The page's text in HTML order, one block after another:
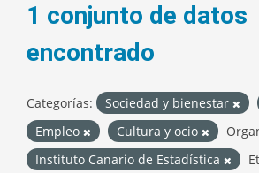
1 conjunto de datos
encontrado
Categorías: Sociedad y bienestar
Empleo
Cultura y ocio
Instituto Canario de Estadística